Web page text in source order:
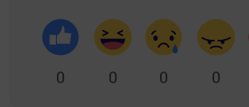
0 0 0 0